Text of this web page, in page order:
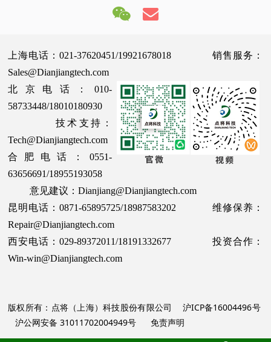
上海电话：021-37620451/19921678018 销售服务：
Sales@Dianjiangtech.com
北京电话：010-
58733448/18010180930
技术支持：
Tech@Dianjiangtech.com
合肥电话：0551-
63656691/18955193058
意见建议：Dianjiang@Dianjiangtech.com
昆明电话：0871-65895725/18987583202 维修保养：
Repair@Dianjiangtech.com
西安电话：029-89372011/18191332677 投资合作：
Win-win@Dianjiangtech.com
版权所有：点将（上海）科技股份有限公司 沪ICP备16004496号
沪公网安备 31011702004949号
免责声明